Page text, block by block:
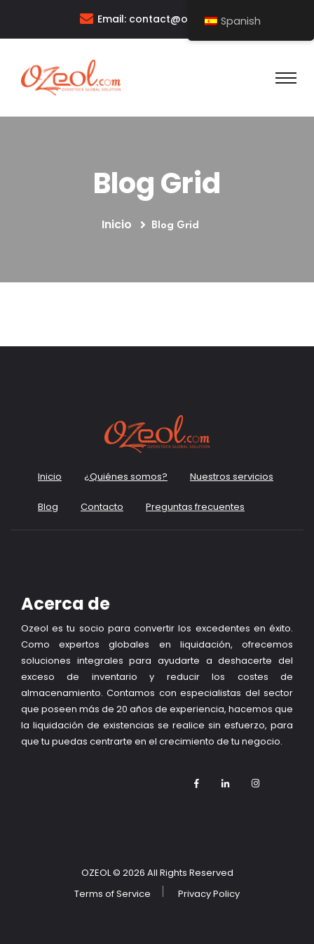
Email: contact@ozeol.com
Blog Grid
Inicio Blog Grid
Inicio ¿Quiénes somos? Nuestros servicios
Blog Contacto Preguntas frecuentes
Acerca de
Ozeol es tu socio para convertir los excedentes en éxito.
Como expertos globales en liquidación, ofrecemos
soluciones integrales para ayudarte a deshacerte del
exceso de inventario y reducir los costes de
almacenamiento. Contamos con especialistas del sector
que poseen más de 20 años de experiencia, hacemos que
la liquidación de existencias se realice sin esfuerzo, para
que tu puedas centrarte en el crecimiento de tu negocio.
OZEOL© 2026 All Rights Reserved
Terms of Service
Privacy Policy
Spanish